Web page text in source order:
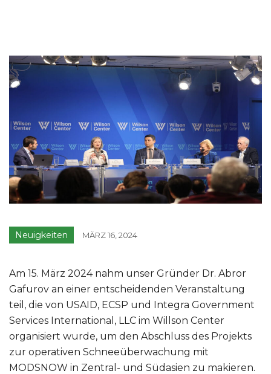
Neuigkeiten MÄRZ 16, 2024
Am 15. März 2024 nahm unser Gründer Dr. Abror
Gafurov an einer entscheidenden Veranstaltung
teil, die von USAID, ECSP und Integra Government
Services International, LLC im Willson Center
organisiert wurde, um den Abschluss des Projekts
zur operativen Schneeüberwachung mit
MODSNOW in Zentral- und Südasien zu makieren.